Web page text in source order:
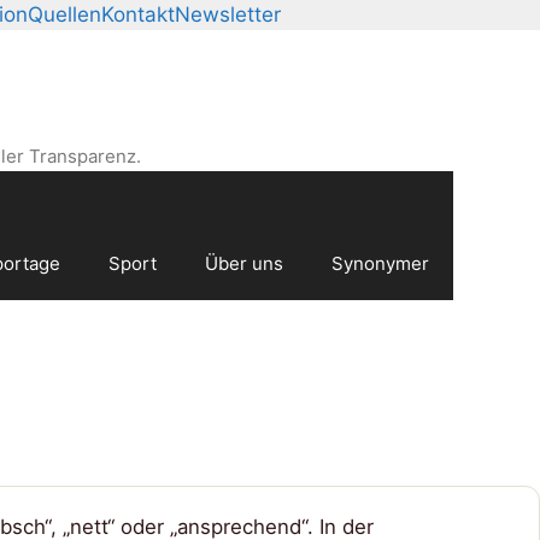
QuellenKontaktNewsletter
Transparenz.
Sport Über uns Synonymer
„nett“ oder „ansprechend“. In der